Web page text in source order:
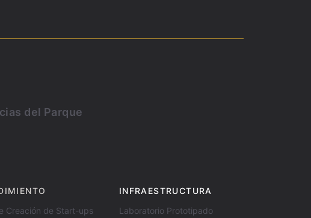
del Parque
Creación de Start-ups
INFRAESTRUCTURA
Laboratorio Prototipado